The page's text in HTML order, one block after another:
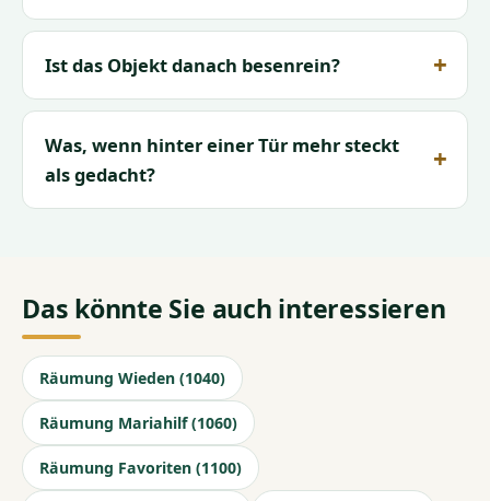
Ist das Objekt danach besenrein?
Was, wenn hinter einer Tür mehr steckt
als gedacht?
Das könnte Sie auch interessieren
Räumung Wieden (1040)
Räumung Mariahilf (1060)
Räumung Favoriten (1100)